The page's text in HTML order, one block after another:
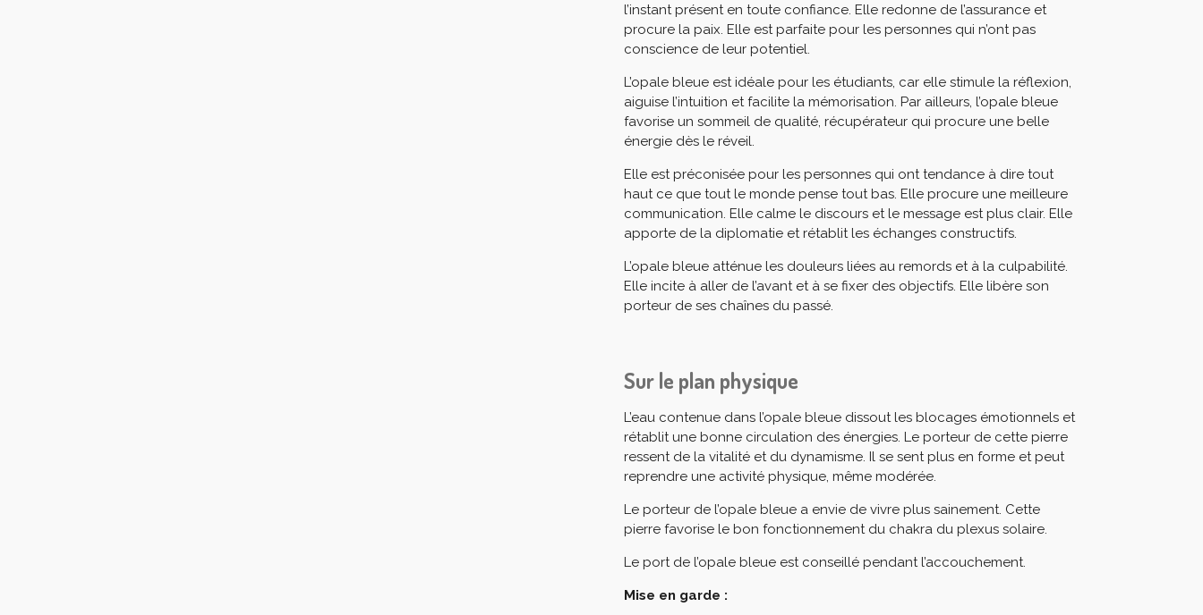
l’instant présent en toute confiance. Elle redonne de l’assurance et
procure la paix. Elle est parfaite pour les personnes qui n’ont pas
conscience de leur potentiel.
L’opale bleue est idéale pour les étudiants, car elle stimule la réflexion,
aiguise l’intuition et facilite la mémorisation. Par ailleurs, l’opale bleue
favorise un sommeil de qualité, récupérateur qui procure une belle
énergie dès le réveil.
Elle est préconisée pour les personnes qui ont tendance à dire tout
haut ce que tout le monde pense tout bas. Elle procure une meilleure
communication. Elle calme le discours et le message est plus clair. Elle
apporte de la diplomatie et rétablit les échanges constructifs.
L’opale bleue atténue les douleurs liées au remords et à la culpabilité.
Elle incite à aller de l’avant et à se fixer des objectifs. Elle libère son
porteur de ses chaînes du passé.
Sur le plan physique
L’eau contenue dans l’opale bleue dissout les blocages émotionnels et
rétablit une bonne circulation des énergies. Le porteur de cette pierre
ressent de la vitalité et du dynamisme. Il se sent plus en forme et peut
reprendre une activité physique, même modérée.
Le porteur de l’opale bleue a envie de vivre plus sainement. Cette
pierre favorise le bon fonctionnement du chakra du plexus solaire.
Le port de l’opale bleue est conseillé pendant l’accouchement.
Mise en garde :